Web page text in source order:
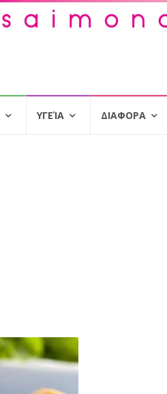
ΥΓΕΊΑ ΔΙΑΦΟΡΑ